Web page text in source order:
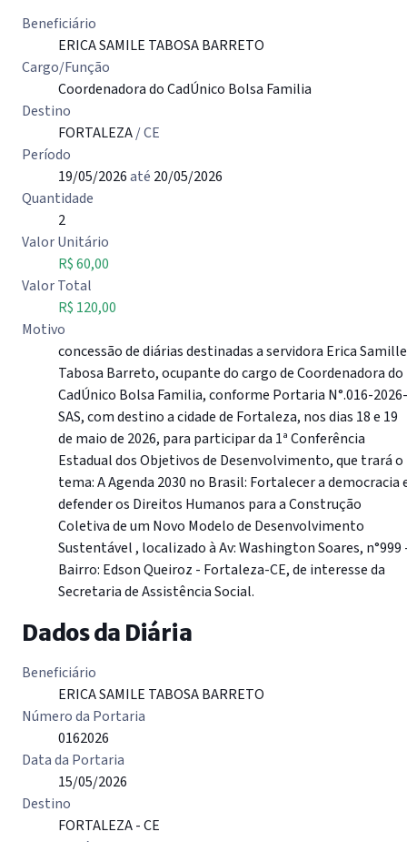
Beneficiário
ERICA SAMILE TABOSA BARRETO
Cargo/Função
Coordenadora do CadÚnico Bolsa Familia
Destino
FORTALEZA/ CE
Período
19/05/2026até 20/05/2026
Quantidade
2
Valor Unitário
R$ 60,00
Valor Total
R$ 120,00
Motivo
concessão de diárias destinadas a servidora Erica Samille
Tabosa Barreto, ocupante do cargo de Coordenadora do
CadÚnico Bolsa Familia, conforme Portaria N°.016-2026-
SAS, com destino a cidade de Fortaleza, nos dias 18 e 19
de maio de 2026, para participar da 1ª Conferência
Estadual dos Objetivos de Desenvolvimento, que trará o
tema: A Agenda 2030 no Brasil: Fortalecer a democracia
defender os Direitos Humanos para a Construção
Coletiva de um Novo Modelo de Desenvolvimento
Sustentável , localizado à Av: Washington Soares, n°999
Bairro: Edson Queiroz - Fortaleza-CE, de interesse da
Secretaria de Assistência Social.
Dados da Diária
Beneficiário
ERICA SAMILE TABOSA BARRETO
Número da Portaria
0162026
Data da Portaria
15/05/2026
Destino
FORTALEZA - CE